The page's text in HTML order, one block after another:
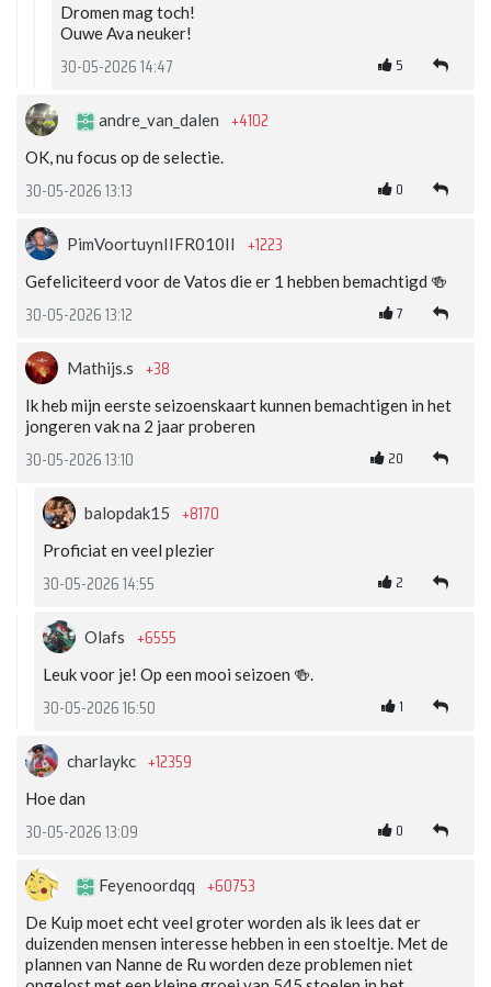
Dromen mag toch!
Ouwe Ava neuker!
30-05-2026 14:47 5
andre_van_dalen +4102
OK, nu focus op de selectie.
30-05-2026 13:13 0
PimVoortuynIIFR010II +1223
Gefeliciteerd voor de Vatos die er 1 hebben bemachtigd 🍻
30-05-2026 13:12 7
Mathijs.s +38
Ik heb mijn eerste seizoenskaart kunnen bemachtigen in het
jongeren vak na 2 jaar proberen
30-05-2026 13:10 20
balopdak15 +8170
Proficiat en veel plezier
30-05-2026 14:55 2
Olafs +6555
Leuk voor je! Op een mooi seizoen 🍻.
30-05-2026 16:50 1
charlaykc +12359
Hoe dan
30-05-2026 13:09 0
Feyenoordqq +60753
De Kuip moet echt veel groter worden als ik lees dat er
duizenden mensen interesse hebben in een stoeltje. Met de
plannen van Nanne de Ru worden deze problemen niet